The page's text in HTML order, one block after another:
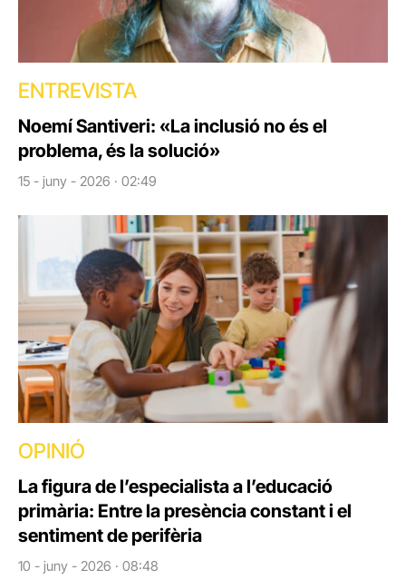
ENTREVISTA
Noemí Santiveri: «La inclusió no és el
problema, és la solució»
15 - juny - 2026 · 02:49
OPINIÓ
La figura de l’especialista a l’educació
primària: Entre la presència constant i el
sentiment de perifèria
10 - juny - 2026 · 08:48